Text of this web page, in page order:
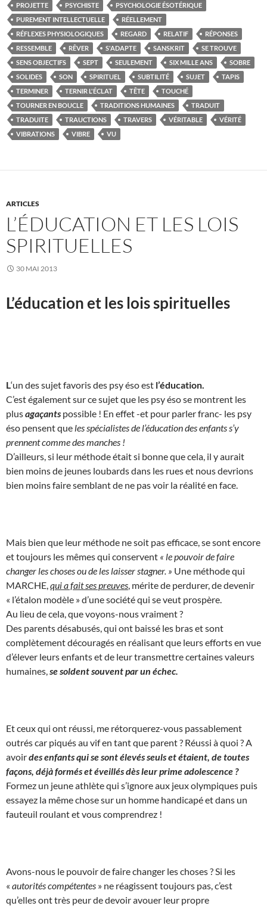
PROJETTE
PSYCHISTE
PSYCHOLOGIE ÉSOTÉRIQUE
PUREMENT INTELLECTUELLE
RÉELLEMENT
RÉFLEXES PHYSIOLOGIQUES
REGARD RELATIF
RÉPONSES
RESSEMBLE
RÊVER S'ADAPTE SANSKRIT
SE TROUVE
SENS OBJECTIFS
SEPT SEULEMENT SIX MILLE ANS
SOBRE
SOLIDES
SON SPIRITUEL SUBTILITÉ SUJET
TAPIS
TERMINER
TERNIR L'ÉCLAT TÊTE
TOUCHÉ
TOURNER EN BOUCLE
TRADITIONS HUMAINES
TRADUIT
TRADUITE
TRAUCTIONS TRAVERS VÉRITABLE
VÉRITÉ
VIBRATIONS
VIBRE VU
ARTICLES
L’ÉDUCATION ET LES LOIS
SPIRITUELLES
30 MAI 2013
L’éducation et les lois spirituelles
L ‘un des sujet favoris des psy éso est l’éducation.
C’est également sur ce sujet que les psy éso se montrent les
plusagaçants possible ! En effet -et pour parler franc- les psy
éso pensent que les spécialistes de l’éducation des enfants s’y
prennent comme des manches !
D’ailleurs, si leur méthode était si bonne que cela, il y aurait
bien moins de jeunes loubards dans les rues et nous devrions
bien moins faire semblant de ne pas voir la réalité en face.
Mais bien que leur méthode ne soit pas efficace, se sont encore
et toujours les mêmes qui conservent « le pouvoir de faire
changer les choses ou de les laisser stagner. » Une méthode qui
MARCHE, qui a fait ses preuves , mérite de perdurer, de devenir
« l’étalon modèle » d’une société qui se veut prospère.
Au lieu de cela, que voyons-nous vraiment ?
Des parents désabusés, qui ont baissé les bras et sont
complètement découragés en réalisant que leurs efforts en vue
d’élever leurs enfants et de leur transmettre certaines valeurs
humaines, se soldent souvent par un échec.
Et ceux qui ont réussi, me rétorquerez-vous passablement
outrés car piqués au vif en tant que parent ? Réussi à quoi ? A
avoirdes enfants qui se sont élevés seuls et étaient, de toutes
façons, déjà formés et éveillés dès leur prime adolescence ?
Formez un jeune athlète qui s’ignore aux jeux olympiques puis
essayez la même chose sur un homme handicapé et dans un
fauteuil roulant et vous comprendrez !
Avons-nous le pouvoir de faire changer les choses ? Si les
« autorités compétentes » ne réagissent toujours pas, c’est
qu’elles ont très peur de devoir avouer leur propre